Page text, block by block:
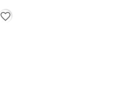
favorite_border